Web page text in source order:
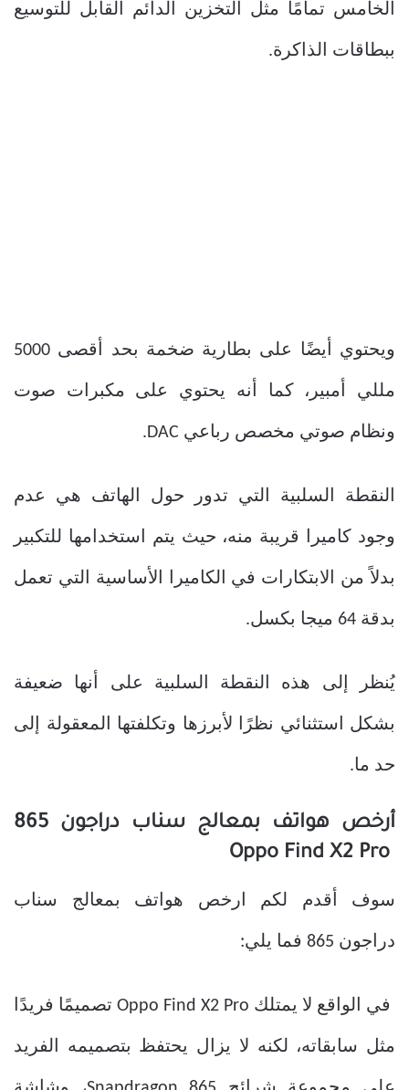
الخامس تمامًا مثل التخزين الدائم القابل للتوسيع
ببطاقات الذاكرة.
ويحتوي أيضًا على بطارية ضخمة بحد أقصى 5000
مللي أمبير، كما أنه يحتوي على مكبرات صوت
ونظام صوتي مخصص رباعي DAC.
النقطة السلبية التي تدور حول الهاتف هي عدم
وجود كاميرا قريبة منه، حيث يتم استخدامها للتكبير
بدلاً من الابتكارات في الكاميرا الأساسية التي تعمل
بدقة 64 ميجا بكسل.
يُنظر إلى هذه النقطة السلبية على أنها ضعيفة
بشكل استثنائي نظرًا لأبرزها وتكلفتها المعقولة إلى
حد ما.
أرخص هواتف بمعالج سناب دراجون 865
سوف أقدم لكم ارخص هواتف بمعالج سناب
دراجون 865 فما يلي:
في الواقع لا يمتلك Oppo Find X2 Pro تصميمًا فريدًا
مثل سابقاته، لكنه لا يزال يحتفظ بتصميمه الفريد